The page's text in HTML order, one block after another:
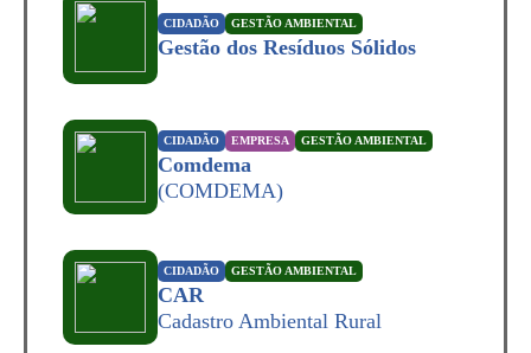
CIDADÃO GESTÃO AMBIENTAL
Gestão dos Resíduos Sólidos
CIDADÃO EMPRESA GESTÃO AMBIENTAL
Comdema
(COMDEMA)
CIDADÃO GESTÃO AMBIENTAL
CAR
Cadastro Ambiental Rural